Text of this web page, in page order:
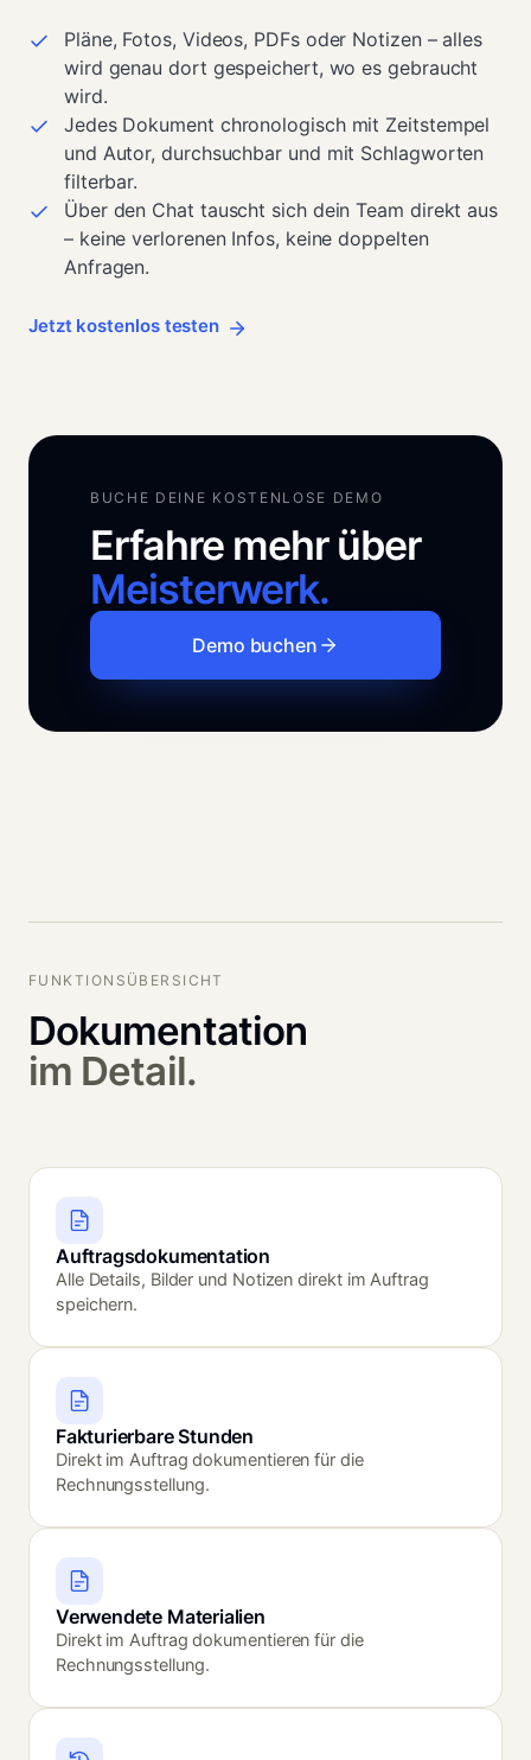
Pläne, Fotos, Videos, PDFs oder Notizen – alles
wird genau dort gespeichert, wo es gebraucht
wird.
Jedes Dokument chronologisch mit Zeitstempel
und Autor, durchsuchbar und mit Schlagworten
filterbar.
Über den Chat tauscht sich dein Team direkt aus
– keine verlorenen Infos, keine doppelten
Anfragen.
Jetzt kostenlos testen
BUCHE DEINE KOSTENLOSE DEMO
Erfahre mehr über
Meisterwerk.
Demo buchen
FUNKTIONSÜBERSICHT
Dokumentation
im Detail.
Auftragsdokumentation
Alle Details, Bilder und Notizen direkt im Auftrag
speichern.
Fakturierbare Stunden
Direkt im Auftrag dokumentieren für die
Rechnungsstellung.
Verwendete Materialien
Direkt im Auftrag dokumentieren für die
Rechnungsstellung.